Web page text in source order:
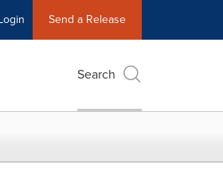
Send a Release
Search